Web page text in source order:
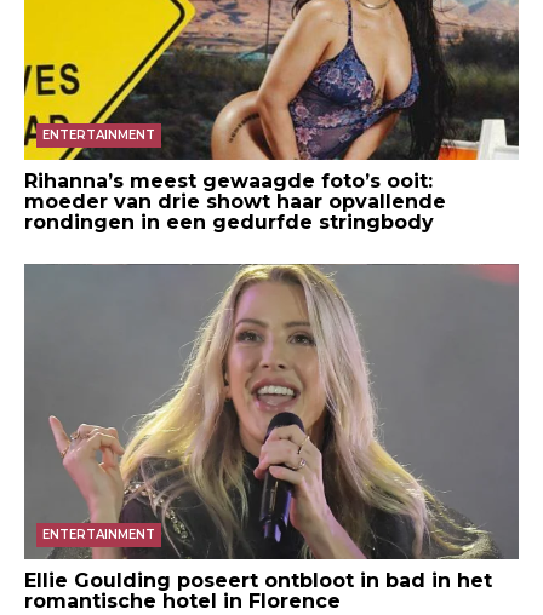
ENTERTAINMENT
Rihanna’s meest gewaagde foto’s ooit:
moeder van drie showt haar opvallende
rondingen in een gedurfde stringbody
ENTERTAINMENT
Ellie Goulding poseert ontbloot in bad in het
romantische hotel in Florence